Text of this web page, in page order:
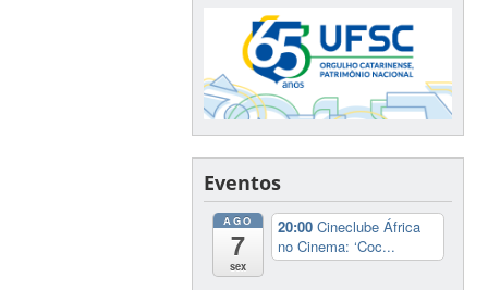
Eventos
AGO
7
sex
20:00Cineclube África
no Cinema: ‘Coc...